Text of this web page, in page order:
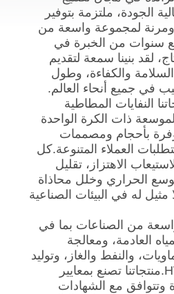
الجودة، ملتزمة بتوفير
ومرنة لمجموعة واسعة من
سنوات من الخبرة في
لقد بنينا سمعة لتقديم
والكفاءة، وطول
في جميع أنحاء العالم.
النفايات المطاطية
ذات الكرة الواحدة
بأحجام ومصممات
العملاء المتنوعة.كل
الاهتزاز، تقليل
الحراري وخلل محاذاة
مثيل له في البيئات الصناعية
من الصناعات بما في
العادمة، ومعالجة
والنفط والغاز، وتوليد
الطاقة، وأنظمة HVAC.منتجاتنا تصنع بمعايير
وتتوافق مع الشهادات